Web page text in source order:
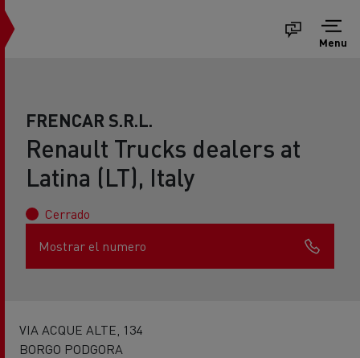
Menu
FRENCAR S.R.L.
Renault Trucks dealers at
Latina (LT), Italy
Cerrado
Mostrar el numero
VIA ACQUE ALTE, 134
BORGO PODGORA